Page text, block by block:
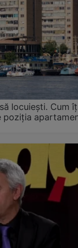
locuiești. Cum
poziția